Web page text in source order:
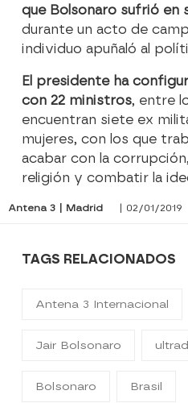
que Bolsonaro sufrió en
durante un acto de
individuo apuñaló al
El presidente ha
con 22 ministros, entre
encuentran siete ex
mujeres, con los que
acabar con la
religión y combatir la
Antena 3 | Madrid | 02/01/2019
TAGS RELACIONADOS
Antena 3 Internacional
Jair Bolsonaro
Bolsonaro Brasil